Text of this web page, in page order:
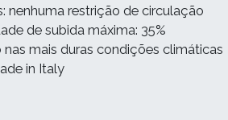
nenhuma restrição de circulação
de subida máxima: 35%
nas mais duras condições climáticas
in Italy